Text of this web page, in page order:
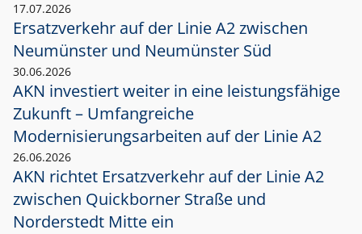
17.07.2026
Ersatzverkehr auf der Linie A2 zwischen
Neumünster und Neumünster Süd
30.06.2026
AKN investiert weiter in eine leistungsfähige
Zukunft – Umfangreiche
Modernisierungsarbeiten auf der Linie A2
26.06.2026
AKN richtet Ersatzverkehr auf der Linie A2
zwischen Quickborner Straße und
Norderstedt Mitte ein